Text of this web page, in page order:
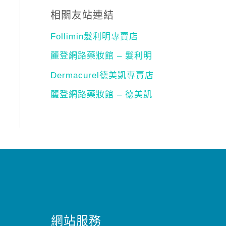
相關友站連結
Follimin髮利明專賣店
麗登網路藥妝館 – 髮利明
Dermacurel德美凱專賣店
麗登網路藥妝館 – 德美凱
網站服務